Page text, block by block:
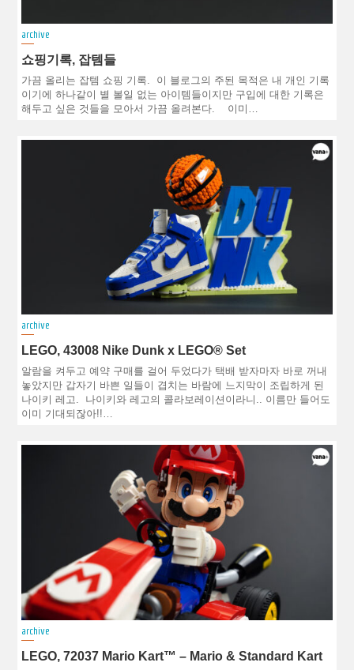
archive
쇼핑기록, 잡템들
가끔 올리는 잡템 쇼핑 기록. 이 블로그의 주된 목적은 내 개인 기록
이기에 하나같이 별 볼일 없는 아이템들이지만 구입에 대한 기록은
해두고 싶은 것들을 모아서 가끔 올려본다. 이미…
archive
LEGO, 43008 Nike Dunk x LEGO® Set
알람을 켜두고 예약 구매를 걸어 두었다가 택배 받자마자 바로 꺼내
놓았지만 갑자기 바쁜 일들이 겹치는 바람에 느지막이 조립하게 된
나이키 레고. 나이키와 레고의 콜라보레이션이라니.. 이름만 들어도
이미 기대되잖아!!…
archive
LEGO, 72037 Mario Kart™ – Mario & Standard Kart